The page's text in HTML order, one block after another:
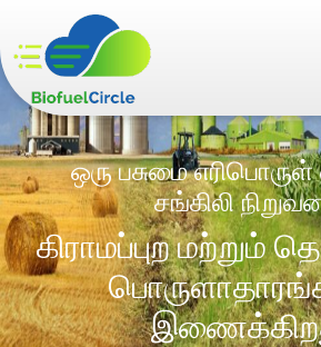
ஒரு பசுமை எரிபொருள்
சங்கிலி
கிராமப்புற மற்றும்